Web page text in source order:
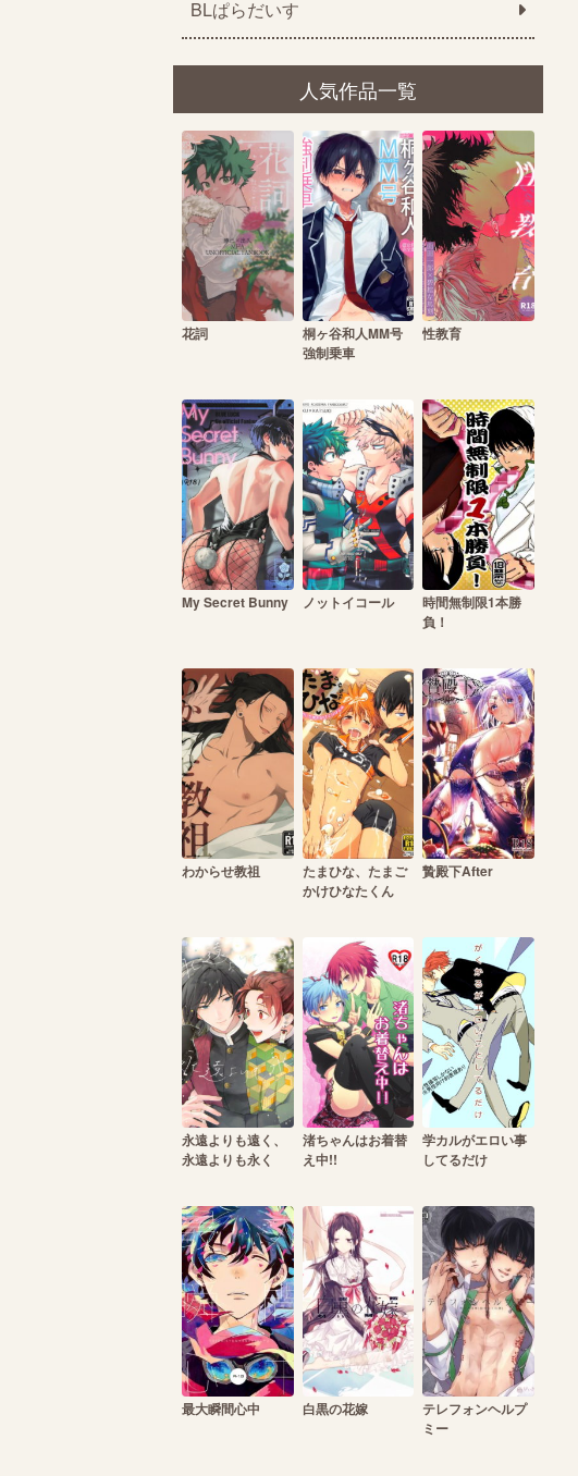
BLぱらだいす
人気作品一覧
花詞
桐ヶ谷和人MM号
強制乗車
性教育
My Secret Bunny ノットイコール
時間無制限1本勝
負！
わからせ教祖
たまひな、たまご
かけひなたくん
贄殿下After
永遠よりも遠く、
永遠よりも永く
渚ちゃんはお着替
え中!!
学カルがエロい事
してるだけ
最大瞬間心中 白黒の花嫁
テレフォンヘルプ
ミー